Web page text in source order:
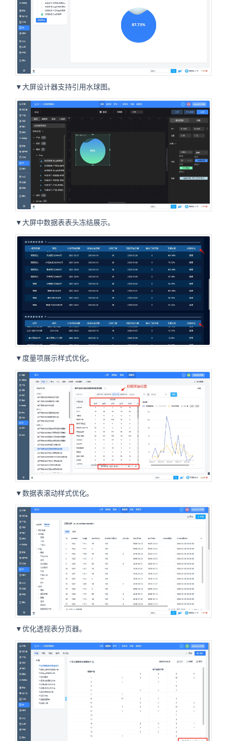
▼大屏设计器支持引用水球图。
▼大屏中数据表表头冻结展示。
▼度量项展示样式优化。
▼数据表滚动样式优化。
▼优化透视表分页器。